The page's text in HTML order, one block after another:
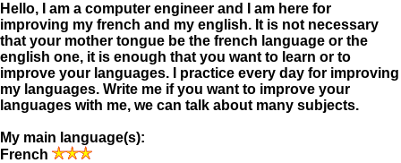
Hello, I am a computer engineer and I am here for
improving my french and my english. It is not necessary
that your mother tongue be the french language or the
english one, it is enough that you want to learn or to
improve your languages. I practice every day for improving
my languages. Write me if you want to improve your
languages with me, we can talk about many subjects.
My main language(s):
French